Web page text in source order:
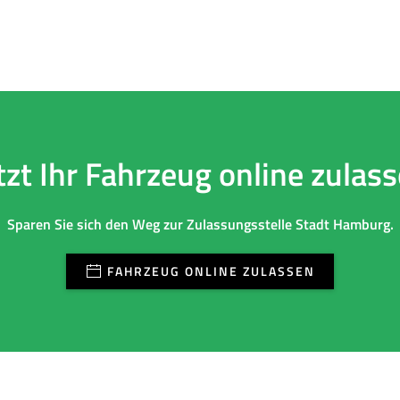
Ihr Fahrzeug online
Sparen Sie sich den Weg zur Zulassungsstelle Stadt Hamburg.
FAHRZEUG ONLINE ZULASSEN